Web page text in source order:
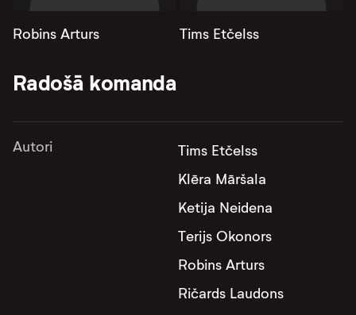
Robins Arturs Tims Etčelss
Radošā komanda
Autori
Tims Etčelss
Klēra Māršala
Ketija Neidena
Terijs Okonors
Robins Arturs
Ričards Laudons